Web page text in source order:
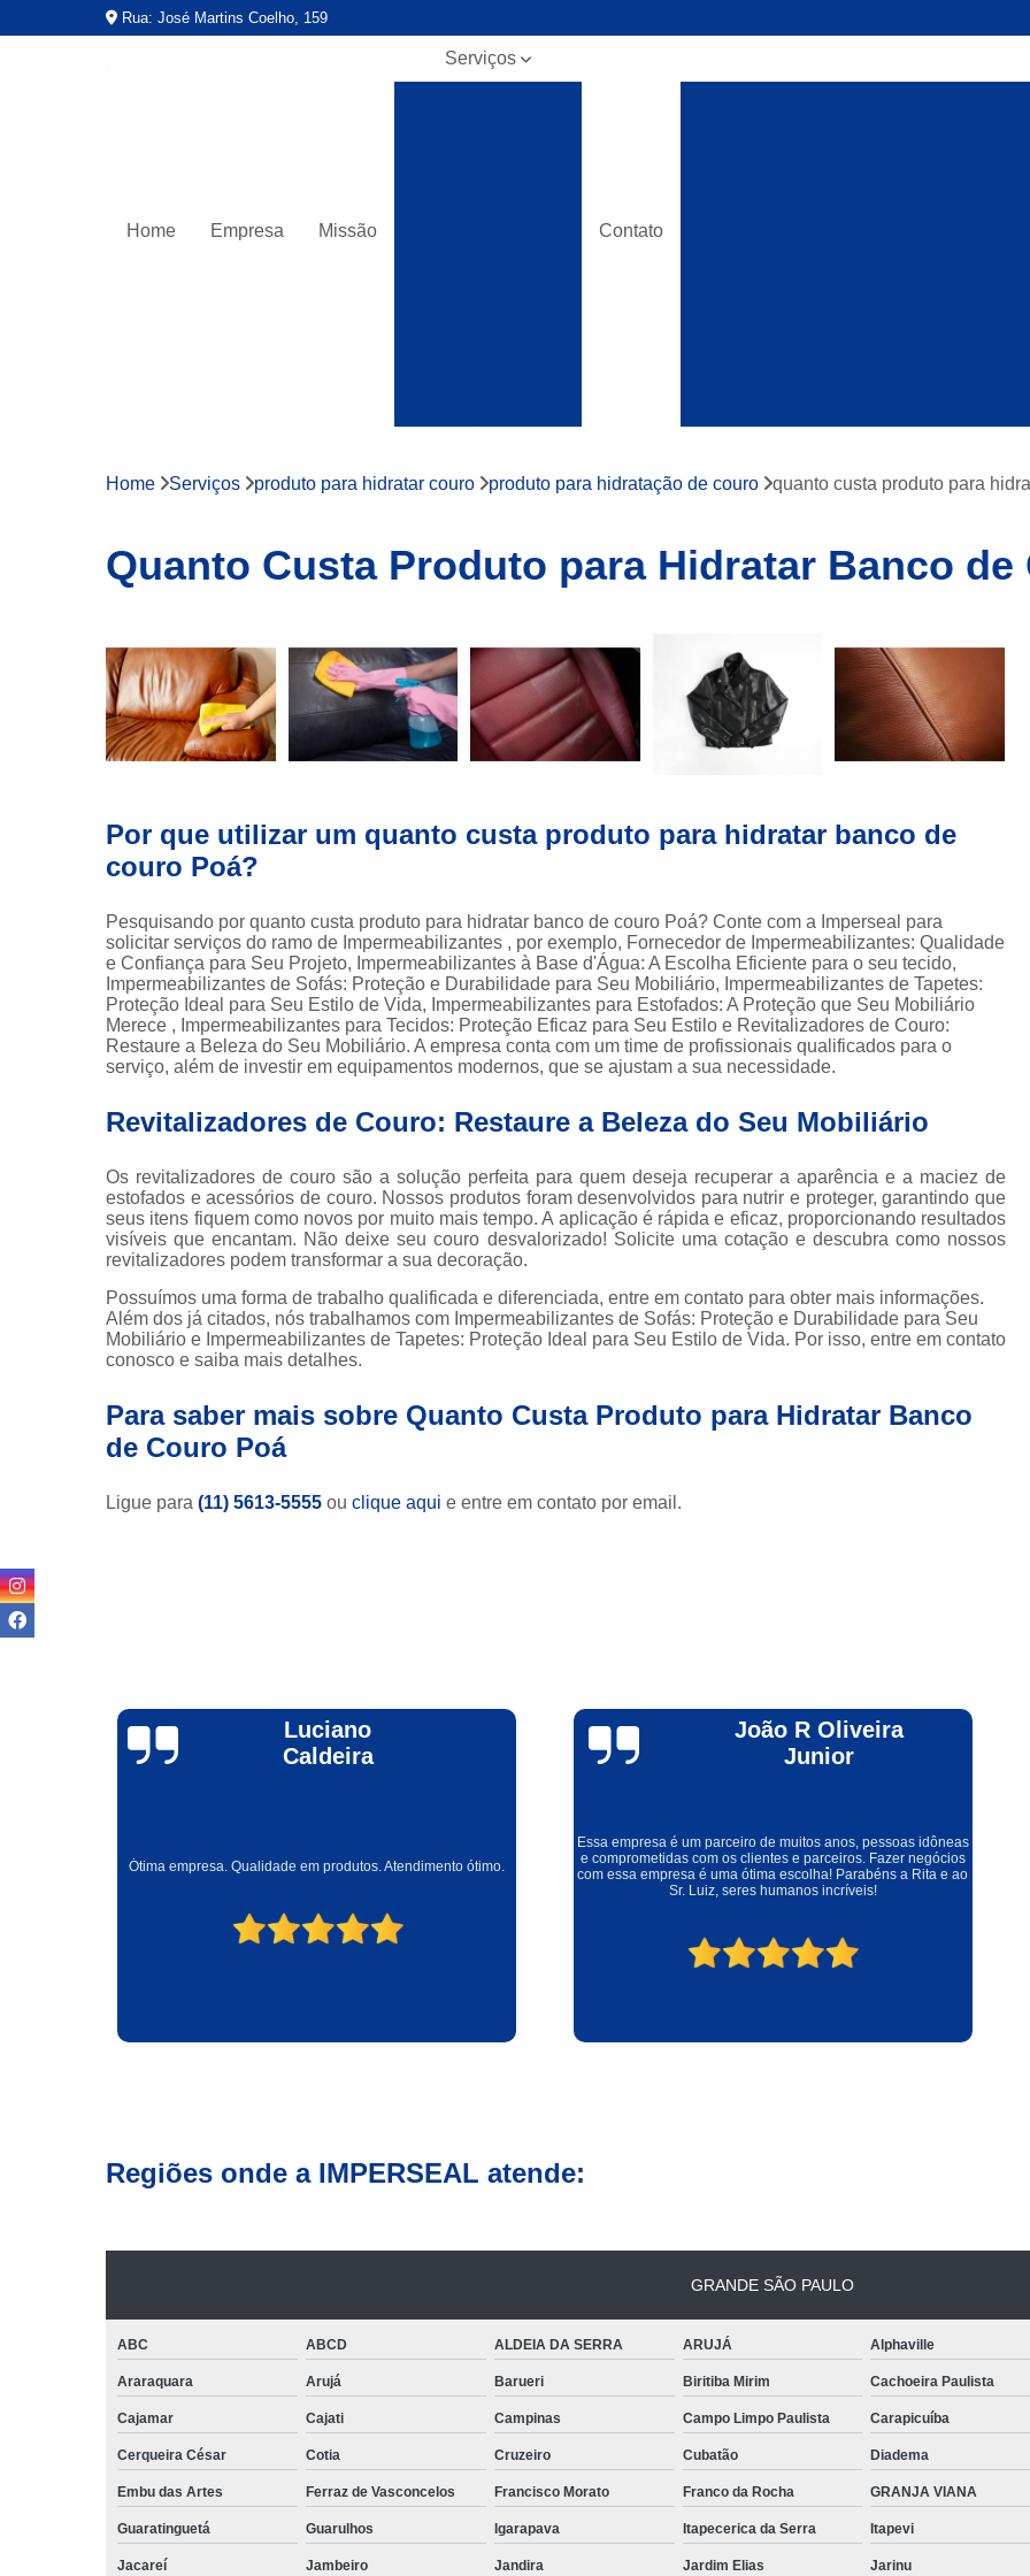
Rua: José Martins Coelho, 159
Home Empresa Missão
Serviços
para tecidos
Produto para
hidratar couro
sofás
Produto para
impermeabilizar
tecidos
Revitalizadores
para couro
Revitalizantes para
couro
Contato
Impermeabilizante
Impermeabilizante a Base de água
Impermeabilizante
Impermeabilizante
Impermeabilizante para Tecido a
Impermeabilizante de Sofá São
Impermeabilizante para Sofá
Impermeabilizante para Sofá de
Impermeabilizante para Sofá Suede
Spray Impermeabilizante para
Impermeabilizante de Tapete
Impermeabilizante de Tapetes São
Impermeabilizante para
Impermeabilizante Tapete de
Impermeabilizante de Cadeira
Impermeabilizante para Cadeira de
Impermeabilizante de Estofados São
Impermeabilizante de
Impermeabilizante de Tecido Minas
Impermeabilizante de Tecidos 20
Produto para Passar em Couro
Produto para Revitalizar Banco de
Produto para Hidratar Couro
Produto para Hidratar e Tratar Couro
Produto para Recuperar Banco
Produto para Revitalizar
Produto de Impermeabilização de
Home Serviços produto para hidratar couro produto para hidratação de couro quanto custa produto para
Quanto Custa Produto para Hidratar Banco de
Por que utilizar um quanto custa produto para hidratar banco de
couro Poá?
Pesquisando por quanto custa produto para hidratar banco de couro Poá? Conte com a Imperseal para
solicitar serviços do ramo de Impermeabilizantes , por exemplo, Fornecedor de Impermeabilizantes: Qualidade
e Confiança para Seu Projeto, Impermeabilizantes à Base d'Água: A Escolha Eficiente para o seu tecido,
Impermeabilizantes de Sofás: Proteção e Durabilidade para Seu Mobiliário, Impermeabilizantes de Tapetes:
Proteção Ideal para Seu Estilo de Vida, Impermeabilizantes para Estofados: A Proteção que Seu Mobiliário
Merece , Impermeabilizantes para Tecidos: Proteção Eficaz para Seu Estilo e Revitalizadores de Couro:
Restaure a Beleza do Seu Mobiliário. A empresa conta com um time de profissionais qualificados para o
serviço, além de investir em equipamentos modernos, que se ajustam a sua necessidade.
Revitalizadores de Couro: Restaure a Beleza do Seu Mobiliário
Os revitalizadores de couro são a solução perfeita para quem deseja recuperar a aparência e a maciez de
estofados e acessórios de couro. Nossos produtos foram desenvolvidos para nutrir e proteger, garantindo que
seus itens fiquem como novos por muito mais tempo. A aplicação é rápida e eficaz, proporcionando resultados
visíveis que encantam. Não deixe seu couro desvalorizado! Solicite uma cotação e descubra como nossos
revitalizadores podem transformar a sua decoração.
Possuímos uma forma de trabalho qualificada e diferenciada, entre em contato para obter mais informações.
Além dos já citados, nós trabalhamos com Impermeabilizantes de Sofás: Proteção e Durabilidade para Seu
Mobiliário e Impermeabilizantes de Tapetes: Proteção Ideal para Seu Estilo de Vida. Por isso, entre em contato
conosco e saiba mais detalhes.
Para saber mais sobre Quanto Custa Produto para Hidratar Banco
de Couro Poá
Ligue para (11) 5613-5555 ou clique aqui e entre em contato por email.
João R Oliveira
Junior
e comprometidas com os clientes e parceiros. Fazer negócios
com essa empresa é uma ótima escolha! Parabéns a Rita e ao
Pedro P.
Lugar ótimo, local arejado, limpo, fácil para estacionar, espetos
na temperatura ideal, nitidamente são espetos de qualidade e
carnes frescas, ambiente familiar, acesso para cadeirante,
preço justo pela qualidade de atendimento e de alimento. Os
donos são pessoas incríveis. Super indico!
Regiões onde a IMPERSEAL atende:
GRANDE SÃO PAULO
ABC ABCD ALDEIA DA SERRA ARUJÁ Alphaville
Araraquara Arujá Barueri Biritiba Mirim Cachoeira Paulista
Cajamar Cajati Campinas Campo Limpo Paulista Carapicuíba
Cerqueira César Cotia Cruzeiro Cubatão Diadema
Embu das Artes Ferraz de Vasconcelos Francisco Morato Franco da Rocha GRANJA VIANA
Guaratinguetá Guarulhos Igarapava Itapecerica da Serra Itapevi
Jacareí Jambeiro Jandira Jardim Elias Jarinu